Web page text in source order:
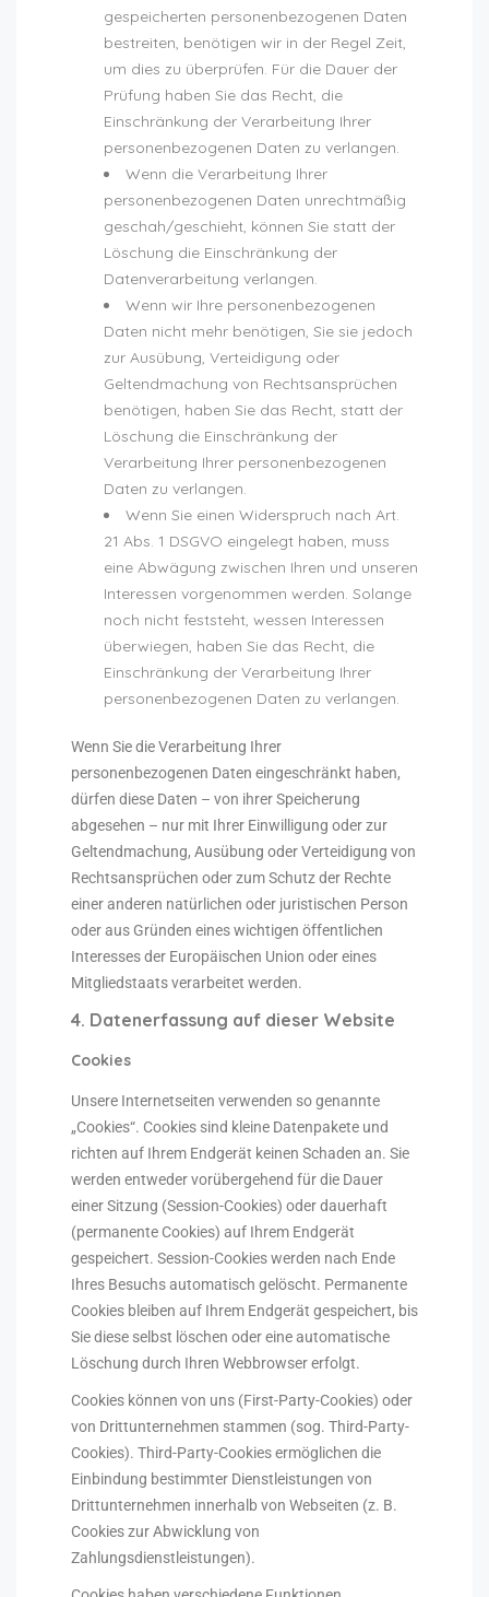
gespeicherten personenbezogenen Daten
bestreiten, benötigen wir in der Regel Zeit,
um dies zu überprüfen. Für die Dauer der
Prüfung haben Sie das Recht, die
Einschränkung der Verarbeitung Ihrer
personenbezogenen Daten zu verlangen.
Wenn die Verarbeitung Ihrer
personenbezogenen Daten unrechtmäßig
geschah/geschieht, können Sie statt der
Löschung die Einschränkung der
Datenverarbeitung verlangen.
Wenn wir Ihre personenbezogenen
Daten nicht mehr benötigen, Sie sie jedoch
zur Ausübung, Verteidigung oder
Geltendmachung von Rechtsansprüchen
benötigen, haben Sie das Recht, statt der
Löschung die Einschränkung der
Verarbeitung Ihrer personenbezogenen
Daten zu verlangen.
Wenn Sie einen Widerspruch nach Art.
21 Abs. 1 DSGVO eingelegt haben, muss
eine Abwägung zwischen Ihren und unseren
Interessen vorgenommen werden. Solange
noch nicht feststeht, wessen Interessen
überwiegen, haben Sie das Recht, die
Einschränkung der Verarbeitung Ihrer
personenbezogenen Daten zu verlangen.
Wenn Sie die Verarbeitung Ihrer
personenbezogenen Daten eingeschränkt haben,
dürfen diese Daten – von ihrer Speicherung
abgesehen – nur mit Ihrer Einwilligung oder zur
Geltendmachung, Ausübung oder Verteidigung von
Rechtsansprüchen oder zum Schutz der Rechte
einer anderen natürlichen oder juristischen Person
oder aus Gründen eines wichtigen öffentlichen
Interesses der Europäischen Union oder eines
Mitgliedstaats verarbeitet werden.
4. Datenerfassung auf dieser Website
Cookies
Unsere Internetseiten verwenden so genannte
„Cookies“. Cookies sind kleine Datenpakete und
richten auf Ihrem Endgerät keinen Schaden an. Sie
werden entweder vorübergehend für die Dauer
einer Sitzung (Session-Cookies) oder dauerhaft
(permanente Cookies) auf Ihrem Endgerät
gespeichert. Session-Cookies werden nach Ende
Ihres Besuchs automatisch gelöscht. Permanente
Cookies bleiben auf Ihrem Endgerät gespeichert, bis
Sie diese selbst löschen oder eine automatische
Löschung durch Ihren Webbrowser erfolgt.
Cookies können von uns (First-Party-Cookies) oder
von Drittunternehmen stammen (sog. Third-Party-
Cookies). Third-Party-Cookies ermöglichen die
Einbindung bestimmter Dienstleistungen von
Drittunternehmen innerhalb von Webseiten (z. B.
Cookies zur Abwicklung von
Zahlungsdienstleistungen).